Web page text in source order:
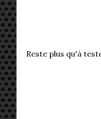
Reste plus qu'à